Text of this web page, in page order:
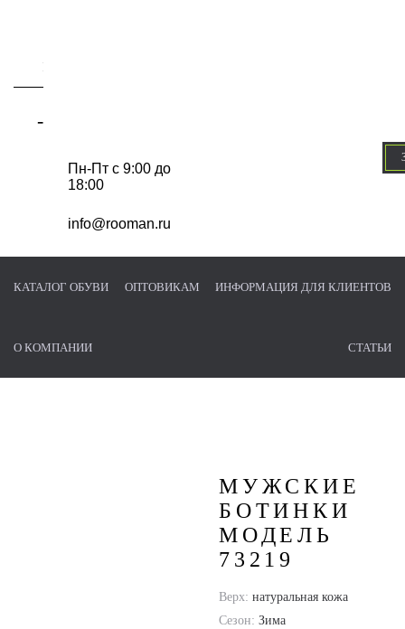
-
Пн-Пт с 9:00 до
18:00
info@rooman.ru
КАТАЛОГ ОБУВИ ОПТОВИКАМ ИНФОРМАЦИЯ ДЛЯ КЛИЕНТОВ
О КОМПАНИИ СТАТЬИ
МУЖСКИЕ
БОТИНКИ
МОДЕЛЬ
73219
Верх: натуральная кожа
Сезон: Зима